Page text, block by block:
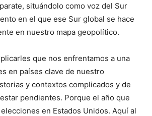
situándolo como voz del Sur
en el que ese Sur global se hace
en nuestro mapa geopolítico.
que nos enfrentamos a una
en países clave de nuestro
y contextos complicados y de
pendientes. Porque el año que
en Estados Unidos. Aquí al